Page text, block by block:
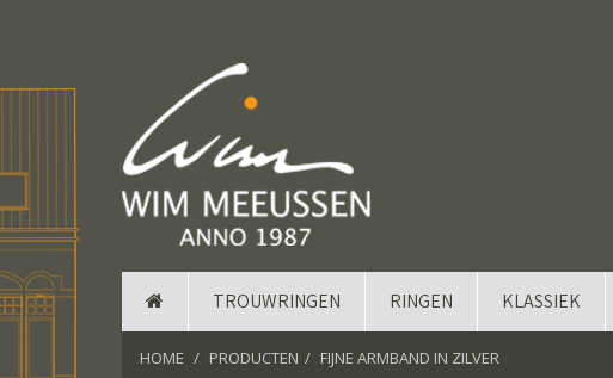
TROUWRINGEN RINGEN KLASSIEK
HOME PRODUCTEN FIJNE ARMBAND IN ZILVER